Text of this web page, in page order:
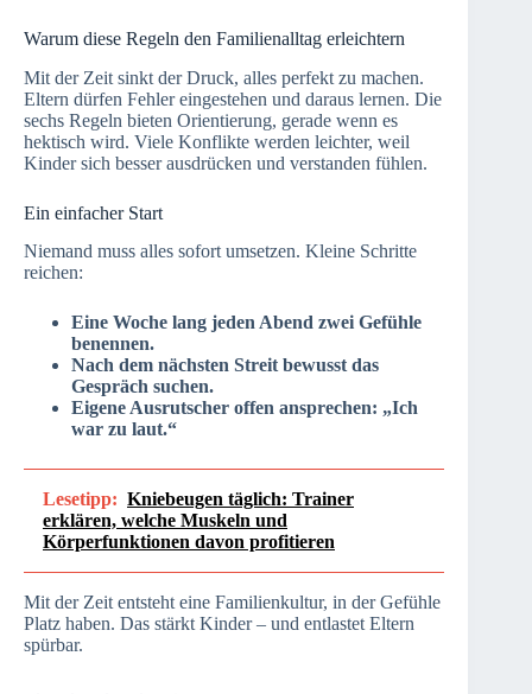
Warum diese Regeln den Familienalltag erleichtern
Mit der Zeit sinkt der Druck, alles perfekt zu machen.
Eltern dürfen Fehler eingestehen und daraus lernen. Die
sechs Regeln bieten Orientierung, gerade wenn es
hektisch wird. Viele Konflikte werden leichter, weil
Kinder sich besser ausdrücken und verstanden fühlen.
Ein einfacher Start
Niemand muss alles sofort umsetzen. Kleine Schritte
reichen:
Eine Woche lang jeden Abend zwei Gefühle
benennen.
Nach dem nächsten Streit bewusst das
Gespräch suchen.
Eigene Ausrutscher offen ansprechen: „Ich
war zu laut.“
Lesetipp: Kniebeugen täglich: Trainer
erklären, welche Muskeln und
Körperfunktionen davon profitieren
Mit der Zeit entsteht eine Familienkultur, in der Gefühle
Platz haben. Das stärkt Kinder – und entlastet Eltern
spürbar.